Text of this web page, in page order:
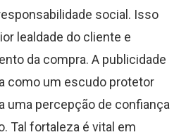
social. Isso
lealdade do cliente e
da compra. A publicidade
como um escudo protetor
uma percepção de confiança
Tal fortaleza é vital em